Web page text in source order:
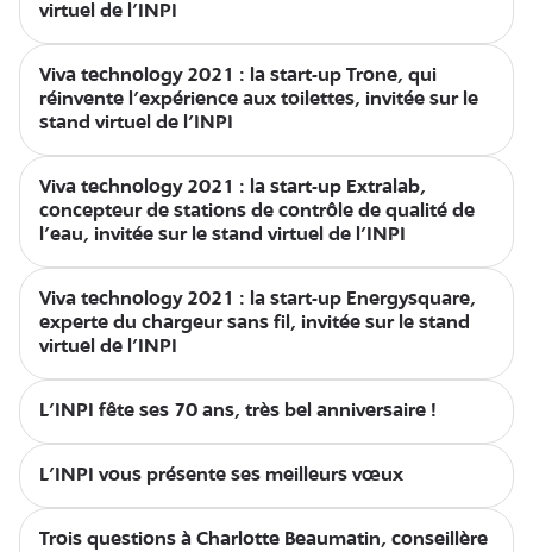
virtuel de l’INPI
Viva technology 2021 : la start-up Trone, qui
réinvente l'expérience aux toilettes, invitée sur le
stand virtuel de l’INPI
Viva technology 2021 : la start-up Extralab,
concepteur de stations de contrôle de qualité de
l’eau, invitée sur le stand virtuel de l’INPI
Viva technology 2021 : la start-up Energysquare,
experte du chargeur sans fil, invitée sur le stand
virtuel de l’INPI
L’INPI fête ses 70 ans, très bel anniversaire !
L’INPI vous présente ses meilleurs vœux
Trois questions à Charlotte Beaumatin, conseillère